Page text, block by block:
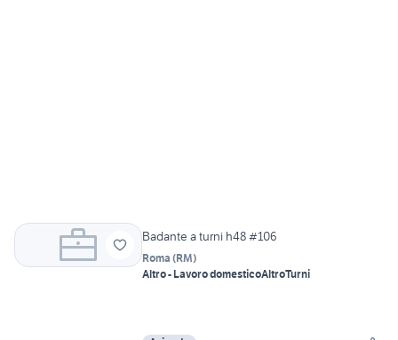
Badante a turni h48 #106
Roma (RM)
Altro - Lavoro domesticoAltroTurni